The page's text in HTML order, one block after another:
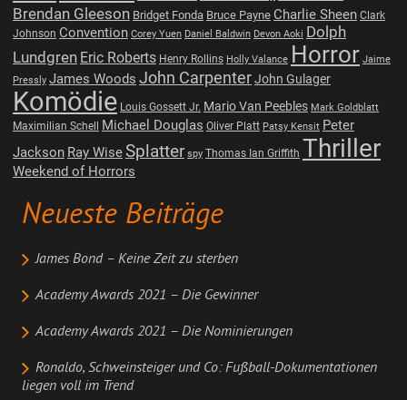
Brendan Gleeson Bridget Fonda Bruce Payne Charlie Sheen Clark
Johnson Convention Corey Yuen Daniel Baldwin Devon Aoki Dolph
Lundgren Eric Roberts Henry Rollins Holly Valance Horror Jaime
Pressly James Woods John CarpenterJohn Gulager
Komödie Louis Gossett Jr. Mario Van Peebles Mark Goldblatt
Maximilian Schell Michael Douglas Oliver Platt Patsy Kensit Peter
Jackson Ray WiseSplatter spy Thomas Ian Griffith Thriller
Weekend of Horrors
Neueste Beiträge
James Bond – Keine Zeit zu sterben
Academy Awards 2021 – Die Gewinner
Academy Awards 2021 – Die Nominierungen
Ronaldo, Schweinsteiger und Co: Fußball-Dokumentationen
liegen voll im Trend